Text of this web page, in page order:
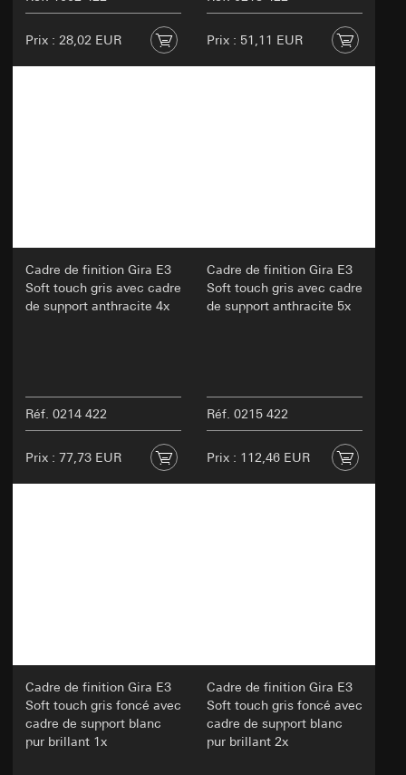
Prix : 28,02 EUR Prix : 51,11 EUR
Cadre de finition Gira E3
Soft touch gris avec cadre
de support anthracite 4x
Réf. 0214 422
Prix : 77,73 EUR
Cadre de finition Gira E3
Soft touch gris avec cadre
de support anthracite 5x
Réf. 0215 422
Prix : 112,46 EUR
Cadre de finition Gira E3
Soft touch gris foncé avec
cadre de support blanc
pur brillant 1x
Cadre de finition Gira E3
Soft touch gris foncé avec
cadre de support blanc
pur brillant 2x
Informations relatives aux cookies (par
exemple, identifiant de l'utilisateur, variantes
testées, résultats des tests).
fonctionnalité et la convivialité du site web ;
garantir une expérience en ligne
personnalisée et orientée vers l'utilisateur ;
réaliser efficacement des tests pour prendre
conformément à l'article 28 du RGPD
Transfert vers un pays tiers: